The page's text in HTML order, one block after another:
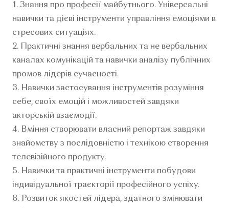
1. Знання про професії майбутнього. Універсальні
навички та дієві інструменти управління емоціями в
стресових ситуаціях.
2. Практичні знання вербальних та не вербальних
каналах комунікацій та навички аналізу публічних
промов лідерів сучасності.
3. Навички застосування інструментів розуміння
себе, своїх емоцій і можливостей завдяки
акторській взаємодії.
4. Вміння створювати власний репортаж завдяки
знайомству з послідовністю і технікою створення
телевізійного продукту.
5. Навички та практичні інструменти побудови
індивідуальної траєкторії професійного успіху.
6. Розвиток якостей лідера, здатного змінювати